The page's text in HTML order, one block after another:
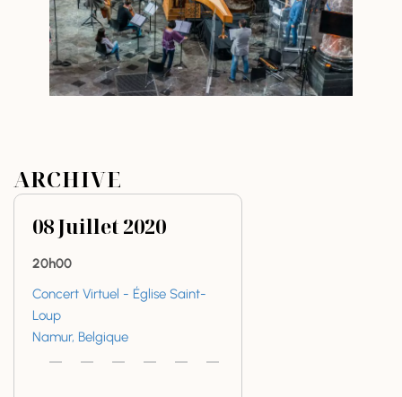
ARCHIVE
08Juillet 2020
20h00
Concert Virtuel - Église Saint-
Loup
Namur, Belgique